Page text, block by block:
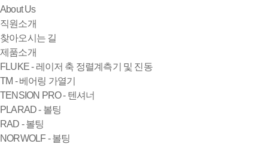
About Us
직원소개
찾아오시는 길
제품소개
FLUKE - 레이저 축 정렬계측기 및 진동
TM - 베어링 가열기
TENSION PRO - 텐셔너
PLARAD - 볼팅
RAD - 볼팅
NORWOLF - 볼팅